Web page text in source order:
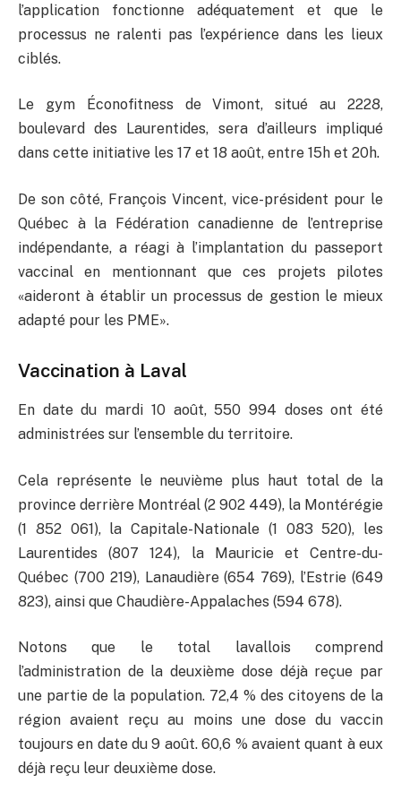
l’application fonctionne adéquatement et que le
processus ne ralenti pas l’expérience dans les lieux
ciblés.
Le gym Éconofitness de Vimont, situé au 2228,
boulevard des Laurentides, sera d’ailleurs impliqué
dans cette initiative les 17 et 18 août, entre 15h et 20h.
De son côté, François Vincent, vice-président pour le
Québec à la Fédération canadienne de l’entreprise
indépendante, a réagi à l’implantation du passeport
vaccinal en mentionnant que ces projets pilotes
«aideront à établir un processus de gestion le mieux
adapté pour les PME».
Vaccination à Laval
En date du mardi 10 août, 550 994 doses ont été
administrées sur l’ensemble du territoire.
Cela représente le neuvième plus haut total de la
province derrière Montréal (2 902 449), la Montérégie
(1 852 061), la Capitale-Nationale (1 083 520), les
Laurentides (807 124), la Mauricie et Centre-du-
Québec (700 219), Lanaudière (654 769), l’Estrie (649
823), ainsi que Chaudière-Appalaches (594 678).
Notons que le total lavallois comprend
l’administration de la deuxième dose déjà reçue par
une partie de la population. 72,4 % des citoyens de la
région avaient reçu au moins une dose du vaccin
toujours en date du 9 août. 60,6 % avaient quant à eux
déjà reçu leur deuxième dose.